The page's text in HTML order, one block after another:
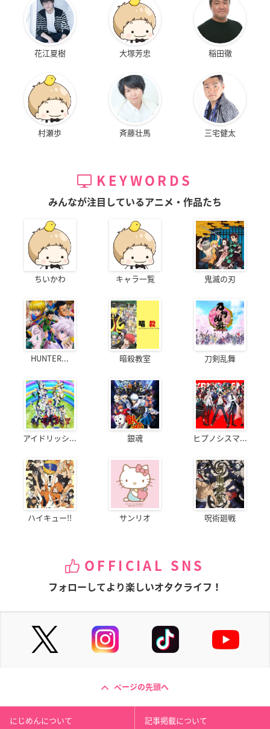
花江夏樹 大塚芳忠 稲田徹
村瀬歩 斉藤壮馬 三宅健太
KEYWORDS
みんなが注目しているアニメ・作品たち
ちいかわ キャラ一覧 鬼滅の刃
HUNTER... 暗殺教室 刀剣乱舞
アイドリッシ... 銀魂 ヒプノシスマ...
ハイキュー!! サンリオ 呪術廻戦
OFFICIAL SNS
フォローしてより楽しいオタクライフ！
ページの先頭へ
にじめんについて 記事掲載について